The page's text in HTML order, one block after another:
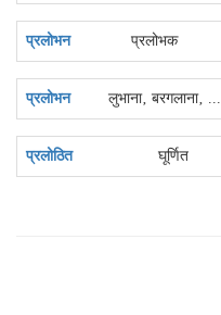
प्रलोभन प्रलोभक
प्रलोभन लुभाना‚ बरगलाना‚ ...
प्रलोठित घूर्णित